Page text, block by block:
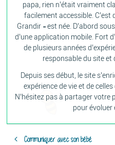
papa, rien n’était vraiment
facilement accessible. C’est
Grandir » est née. D’abord
d’une application mobile. Fort
de plusieurs années
responsable du site et
Depuis ses début, le site
expérience de vie et de
N’hésitez pas à partager votre
pour évoluer
Communiquer avec son bébé